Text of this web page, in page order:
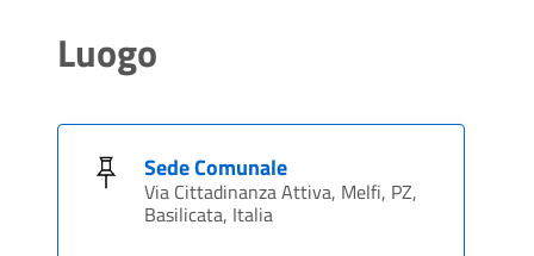
Luogo
Sede Comunale
Via Cittadinanza Attiva, Melfi, PZ,
Basilicata, Italia